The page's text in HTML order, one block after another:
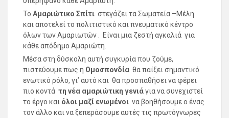
Το Αμαριώτικο Σπίτι στεγάζει τα Σωματεία –Μέλη
και αποτελεί το πολιτιστικό και πνευματικό κέντρο
όλων των Αμαριωτών . Είναι μια ζεστή αγκαλιά για
κάθε απόδημο Αμαριώτη.
Μέσα στη δύσκολη αυτή συγκυρία που ζούμε,
πιστεύουμε πως η Ομοσπονδία θα παίξει σημαντικό
ενωτικό ρόλο, γι’ αυτό και θα προσπαθήσει να φέρει
πιο κοντά τη νέα αμαριώτικη γενιάγια να συνεχιστεί
το έργο και όλοι μαζί ενωμένοι να βοηθήσουμε ο ένας
τον άλλο και να ξεπεράσουμε αυτές τις πρωτόγνωρες